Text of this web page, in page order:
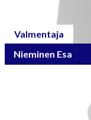
Valmentaja
Nieminen Esa